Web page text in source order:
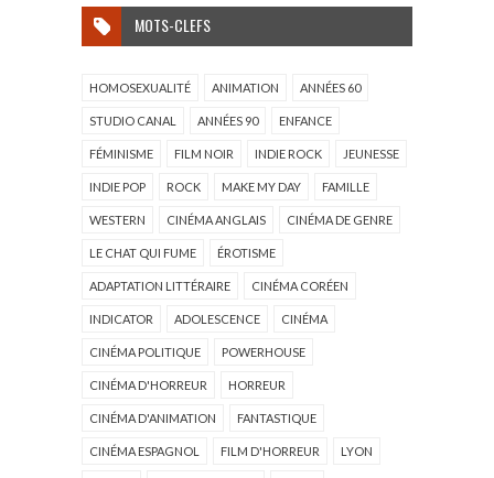
MOTS-CLEFS
HOMOSEXUALITÉ ANIMATION ANNÉES 60
STUDIO CANAL ANNÉES 90 ENFANCE
FÉMINISME FILM NOIR INDIE ROCK JEUNESSE
INDIE POP ROCK MAKE MY DAY FAMILLE
WESTERN CINÉMA ANGLAIS CINÉMA DE GENRE
LE CHAT QUI FUME ÉROTISME
ADAPTATION LITTÉRAIRE CINÉMA CORÉEN
INDICATOR ADOLESCENCE CINÉMA
CINÉMA POLITIQUE POWERHOUSE
CINÉMA D'HORREUR HORREUR
CINÉMA D'ANIMATION FANTASTIQUE
CINÉMA ESPAGNOL FILM D'HORREUR LYON